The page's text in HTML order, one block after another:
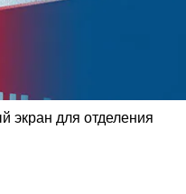
экран для отделения